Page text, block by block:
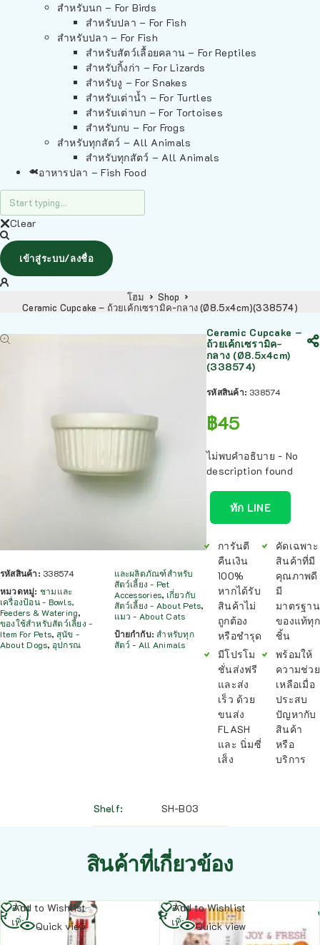
สำหรับนก – For Birds
สำหรับปลา – For Fish
สำหรับปลา – For Fish
สำหรับสัตว์เลื้อยคลาน – For Reptiles
สำหรับกิ้งก่า – For Lizards
สำหรับงู – For Snakes
สำหรับเต่าน้ำ – For Turtles
สำหรับเต่าบก – For Tortoises
สำหรับกบ – For Frogs
สำหรับทุกสัตว์ – All Animals
สำหรับทุกสัตว์ – All Animals
อาหารปลา – Fish Food
Clear
เข้าสู่ระบบ/ลงชื่อ
โฮม
Shop
Ceramic Cupcake – ถ้วยเค้กเซรามิค-กลาง (Ø8.5x4cm)(338574)
รหัสสินค้า: 338574
หมวดหมู่: ชามและ
เครื่องป้อน - Bowls,
Feeders & Watering,
ของใช้สำหรับสัตว์เลี้ยง -
Item For Pets, สุนัข -
About Dogs, อุปกรณ
และผลิตภัณฑ์สำหรับ
สัตว์เลี้ยง - Pet
Accessories, เกี่ยวกับ
สัตว์เลี้ยง - About Pets,
แมว - About Cats
ป้ายกำกับ:สำหรับทุก
สัตว์ - All Animals
Ceramic Cupcake –
ถ้วยเค้กเซรามิค-
กลาง (Ø8.5x4cm)
(338574)
รหัสสินค้า: 338574
฿45
ไม่พบคำอธิบาย - No
description found
ทัก LINE
การันตี
คืนเงิน
100%
หากได้รับ
สินค้าไม่
ถูกต้อง
หรือชำรุด
มีโปรโม
ชั่นส่งฟรี
และส่ง
เร็ว ด้วย
ขนส่ง
FLASH
และ นิ่มซี่
เส็ง
คัดเฉพาะ
สินค้าที่มี
คุณภาพดี
มี
มาตรฐาน
ของแท้ทุก
ชิ้น
พร้อมให้
ความช่วย
เหลือเมื่อ
ประสบ
ปัญหากับ
สินค้า
หรือ
บริการ
Shelf SH-B03
สินค้าที่เกี่ยวข้อง
Add to Wishlist
Quick view
อ่าน
เพิ่ม
Add to Wishlist
Quick view
อ่าน
เพิ่ม